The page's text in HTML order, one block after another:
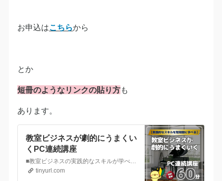
お申込はこちらから
とか
短冊のようなリンクの貼り方も
あります。
教室ビジネスが劇的にうまくい
くPC連続講座
tinyurl.com